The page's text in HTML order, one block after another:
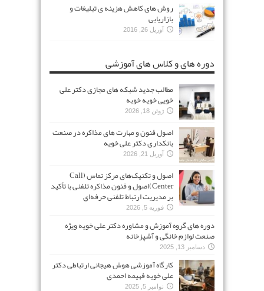
روش های کاهش هزینه ی تبلیغات و
بازاریابی
آوریل 26, 2016
دوره های و کلاس های آموزشی
مطالب جدید شبکه های مجازی دکتر علی
خویی خویه خوبه
ژوئن 18, 2026
اصول فنون و مهارت های مذاکره در صنعت
بانکداری دکتر علی خویه
آوریل 21, 2026
اصول و تکنیک‌های مرکز تماس (Call
Center)اصول و فنون مذاکره تلفنی با تأکید
بر مدیریت ارتباط تلفنی حرفه‌ای
فوریه 5, 2026
دوره های گروه آموزش و مشاوره دکتر علی خویه ویژه
صنعت لوازم خانگی و آشپزخانه
دسامبر 13, 2025
کارگاه آموزشی هوش هیجانی ارتباطی دکتر
علی خویه فهیمه احمدی
نوامبر 5, 2025